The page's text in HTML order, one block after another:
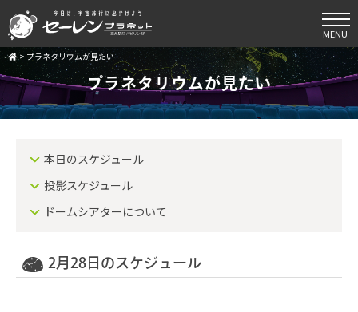
MENU
> プラネタリウムが見たい
プラネタリウムが見たい
本日のスケジュール
投影スケジュール
ドームシアターについて
2月28日のスケジュール